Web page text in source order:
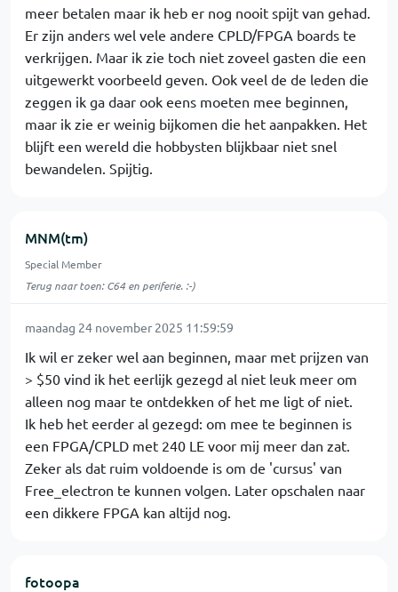
meer betalen maar ik heb er nog nooit spijt van gehad.
Er zijn anders wel vele andere CPLD/FPGA boards te
verkrijgen. Maar ik zie toch niet zoveel gasten die een
uitgewerkt voorbeeld geven. Ook veel de de leden die
zeggen ik ga daar ook eens moeten mee beginnen,
maar ik zie er weinig bijkomen die het aanpakken. Het
blijft een wereld die hobbysten blijkbaar niet snel
bewandelen. Spijtig.
MNM(tm)
Special Member
Terug naar toen: C64 en periferie. :-)
maandag 24 november 2025 11:59:59
Ik wil er zeker wel aan beginnen, maar met prijzen van
> $50 vind ik het eerlijk gezegd al niet leuk meer om
alleen nog maar te ontdekken of het me ligt of niet.
Ik heb het eerder al gezegd: om mee te beginnen is
een FPGA/CPLD met 240 LE voor mij meer dan zat.
Zeker als dat ruim voldoende is om de 'cursus' van
Free_electron te kunnen volgen. Later opschalen naar
een dikkere FPGA kan altijd nog.
fotoopa